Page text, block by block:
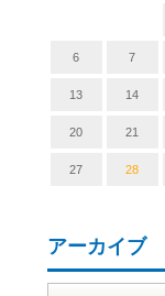
6 7
13 14
20 21
27 28
アーカイブ